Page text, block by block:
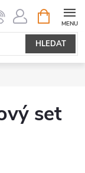
HLEDAT
NÁKUPNÍ
KOŠÍK
set